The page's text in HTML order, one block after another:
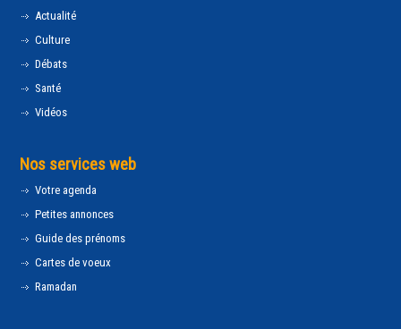
Actualité
Culture
Débats
Santé
Vidéos
Nos services web
Votre agenda
Petites annonces
Guide des prénoms
Cartes de voeux
Ramadan